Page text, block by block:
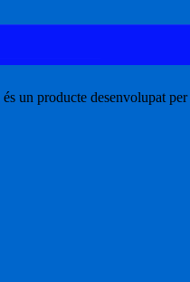
és un producte desenvolupat per